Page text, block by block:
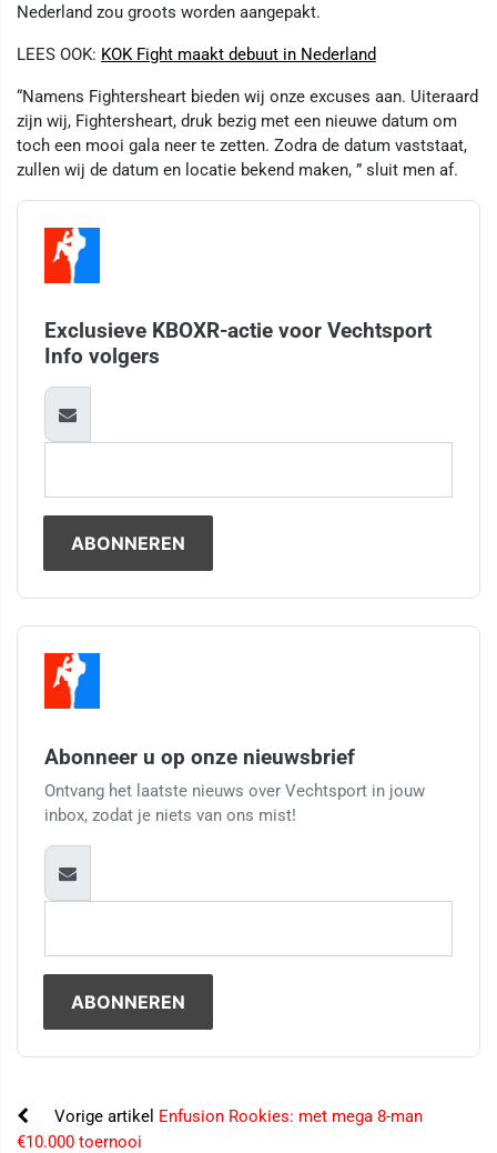
Nederland zou groots worden aangepakt.
LEES OOK: KOK Fight maakt debuut in Nederland
“Namens Fightersheart bieden wij onze excuses aan. Uiteraard
zijn wij, Fightersheart, druk bezig met een nieuwe datum om
toch een mooi gala neer te zetten. Zodra de datum vaststaat,
zullen wij de datum en locatie bekend maken, ” sluit men af.
Exclusieve KBOXR-actie voor Vechtsport
Info volgers
Abonneer u op onze nieuwsbrief
Ontvang het laatste nieuws over Vechtsport in jouw
inbox, zodat je niets van ons mist!
Vorige artikel Enfusion Rookies: met mega 8-man
€10.000 toernooi